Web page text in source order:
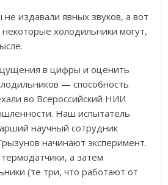
издавали явных звуков, а вот
некоторые холодильники могут,
в цифры и оценить
— способность
во Всероссийский НИИ
Наш испытатель
научный сотрудник
начинают эксперимент.
а затем
(те три, что работают от